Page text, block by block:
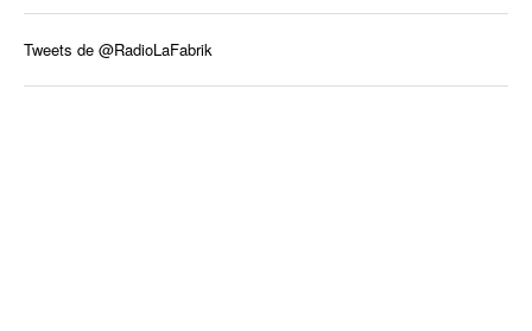
Tweets de @RadioLaFabrik